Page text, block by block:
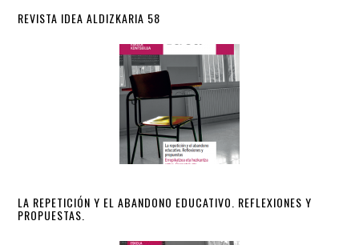
REVISTA IDEA ALDIZKARIA 58
LA REPETICIÓN Y EL ABANDONO EDUCATIVO. REFLEXIONES Y
PROPUESTAS.